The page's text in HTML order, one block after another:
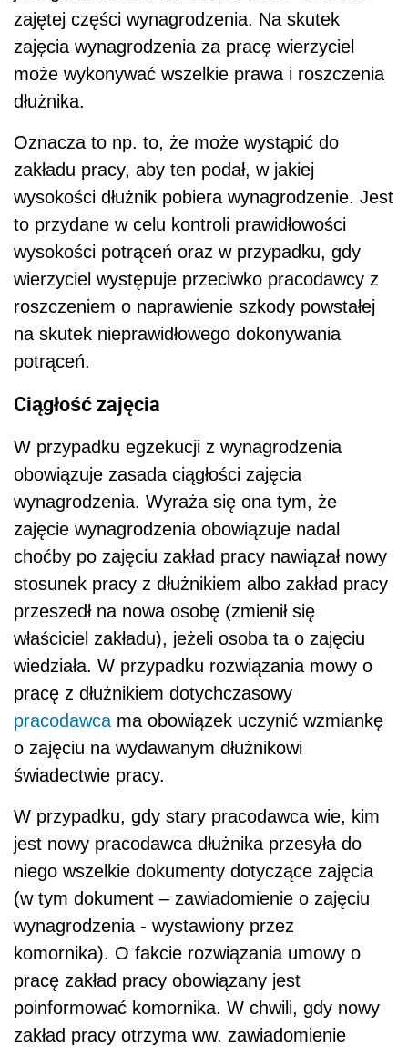
zajętej części wynagrodzenia. Na skutek
zajęcia wynagrodzenia za pracę wierzyciel
może wykonywać wszelkie prawa i roszczenia
dłużnika.
Oznacza to np. to, że może wystąpić do
zakładu pracy, aby ten podał, w jakiej
wysokości dłużnik pobiera wynagrodzenie. Jest
to przydane w celu kontroli prawidłowości
wysokości potrąceń oraz w przypadku, gdy
wierzyciel występuje przeciwko pracodawcy z
roszczeniem o naprawienie szkody powstałej
na skutek nieprawidłowego dokonywania
potrąceń.
Ciągłość zajęcia
W przypadku egzekucji z wynagrodzenia
obowiązuje zasada ciągłości zajęcia
wynagrodzenia. Wyraża się ona tym, że
zajęcie wynagrodzenia obowiązuje nadal
choćby po zajęciu zakład pracy nawiązał nowy
stosunek pracy z dłużnikiem albo zakład pracy
przeszedł na nowa osobę (zmienił się
właściciel zakładu), jeżeli osoba ta o zajęciu
wiedziała. W przypadku rozwiązania mowy o
pracę z dłużnikiem dotychczasowy
pracodawca ma obowiązek uczynić wzmiankę
o zajęciu na wydawanym dłużnikowi
świadectwie pracy.
W przypadku, gdy stary pracodawca wie, kim
jest nowy pracodawca dłużnika przesyła do
niego wszelkie dokumenty dotyczące zajęcia
(w tym dokument – zawiadomienie o zajęciu
wynagrodzenia - wystawiony przez
komornika). O fakcie rozwiązania umowy o
pracę zakład pracy obowiązany jest
poinformować komornika. W chwili, gdy nowy
zakład pracy otrzyma ww. zawiadomienie